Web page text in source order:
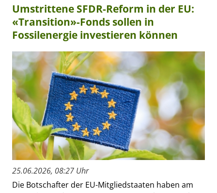
Umstrittene SFDR-Reform in der EU:
«Transition»-Fonds sollen in
Fossilenergie investieren können
25.06.2026, 08:27 Uhr
Die Botschafter der EU-Mitgliedstaaten haben am